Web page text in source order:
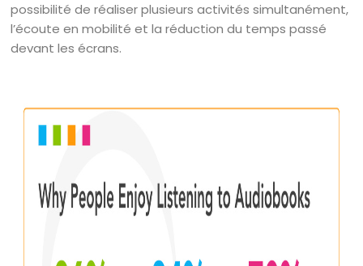
possibilité de réaliser plusieurs activités simultanément,
l’écoute en mobilité et la réduction du temps passé
devant les écrans.